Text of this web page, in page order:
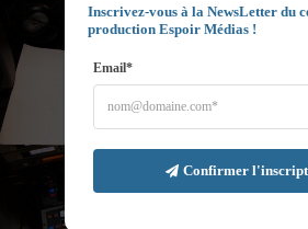
Inscrivez-vous à la NewsLetter du
production Espoir Médias !
Email*
Confirmer